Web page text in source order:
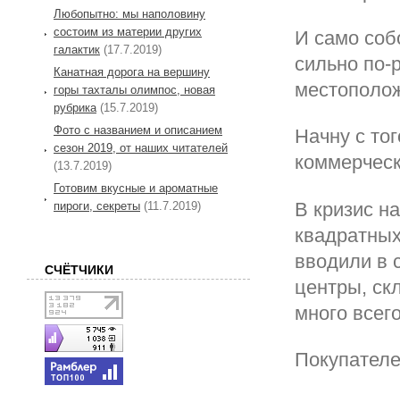
И само
сильно по-
Начну с
В кризис
вводили в
центры,
много
Любопытно: мы наполовину
состоим из материи других
галактик (17.7.2019)
Канатная дорога на вершину
горы тахталы олимпос, новая
рубрика(15.7.2019)
Фото с названием и описанием
сезон 2019, от наших читателей
(13.7.2019)
Готовим вкусные и ароматные
пироги, секреты (11.7.2019)
СЧЁТЧИКИ